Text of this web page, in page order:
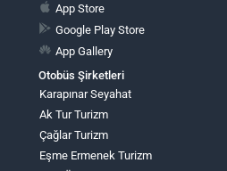
App Store
Google Play Store
App Gallery
Otobüs Şirketleri
Karapınar Seyahat
Ak Tur Turizm
Çağlar Turizm
Eşme Ermenek Turizm